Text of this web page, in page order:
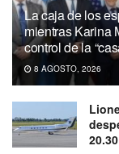
La caja de los
mientras Karina
control de la
8 AGOSTO, 2026
20.30